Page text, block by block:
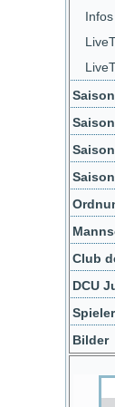
Club
DCU
Bilder